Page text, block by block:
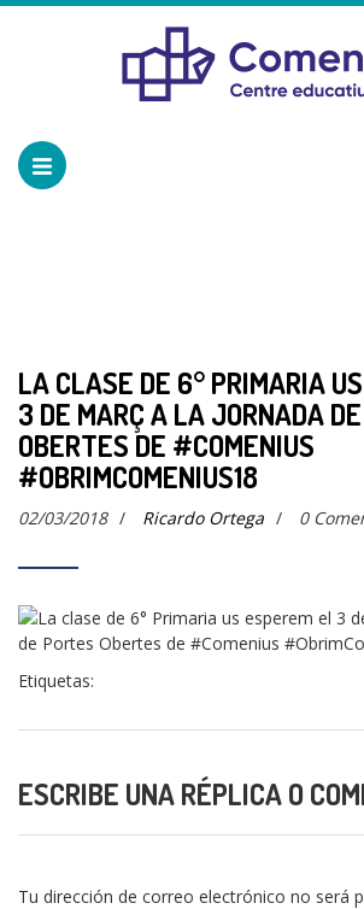
LA CLASE DE 6° PRIMARIA
3 DE MARÇ A LA JORNADA
OBERTES DE #COMENIUS
#OBRIMCOMENIUS18
02/03/2018 / Ricardo Ortega / 0
Etiquetas:
ESCRIBE UNA RÉPLICA O
Tu dirección de correo electrónico no será